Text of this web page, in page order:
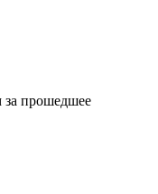
за прошедшее